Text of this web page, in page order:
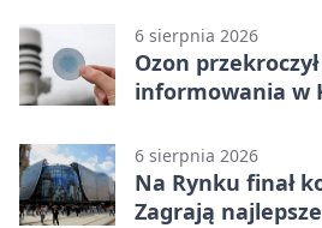
6 sierpnia 2026
Ozon
informowania w
6 sierpnia 2026
Na Rynku finał
Zagrają